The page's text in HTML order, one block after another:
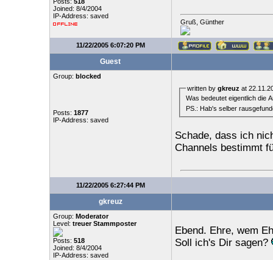
Joined: 8/4/2004
IP-Address: saved
Gruß, Günther
11/22/2005 6:07:20 PM
Guest
Group: blocked
Posts: 1877
IP-Address: saved
written by gkreuz at
Was bedeutet eigentlich die
PS.: Hab's selber
Schade, dass ich
Channels bestimmt
11/22/2005 6:27:44 PM
gkreuz
Group: Moderator
Level: treuer Stammposter
Posts: 518
Joined: 8/4/2004
IP-Address: saved
Ebend. Ehre, wem
Soll ich's Dir sagen?